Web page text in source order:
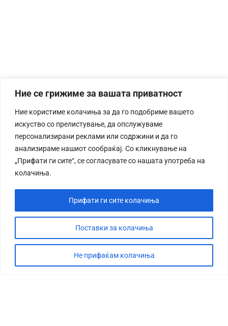
Ние се грижиме за вашата приватност
Ние користиме колачиња за да го подобриме вашето
искуство со прелистување, да опслужуваме
персонализирани реклами или содржини и да го
анализираме нашиот сообраќај. Со кликнување на
„Прифати ги сите“, се согласувате со нашата употреба на
колачиња.
Поставки за колачиња
Не прифаќам колачиња
Прифати ги сите колачиња